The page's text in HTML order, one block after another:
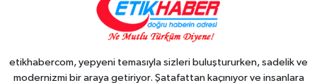
etikhabercom, yepyeni temasıyla sizleri buluştururken, sadelik ve
modernizmi bir araya getiriyor. Şatafattan kaçınıyor ve insanlara